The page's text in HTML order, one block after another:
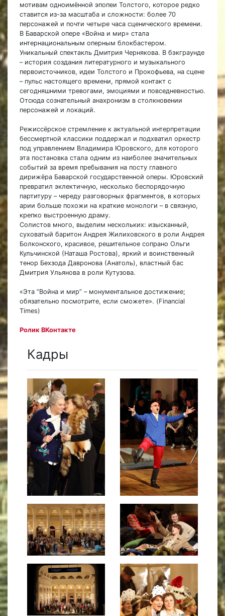
мотивам одноимённой эпопеи Толстого, которое редко
ставится из-за масштаба и сложности: более 70
персонажей и почти четыре часа сценического времени.
В Баварской опере «Война и мир» стала
интернациональным оперным блокбастером.
Уникальный спектакль Дмитрия Чернякова. В бэкграунде
– история создания литературного и музыкального
первоисточников, идеи Толстого и Прокофьева, на сцене
– пульс настоящего времени, прямой контакт с
сегодняшними тревогами, эмоциями и повседневностью.
Отсюда сознательный анахронизм в столкновении
персонажей и локаций.
Режиссёрское стремление к актуальной интерпретации
бессмертной классики поддержал и подхватил оркестр
под управлением Владимира Юровского, для которого
эта постановка стала одним из наиболее значительных
событий за время пребывания на посту главного
дирижёра Баварской государственной оперы. Юровский
превратил эклектичную, несколько беспорядочную
партитуру – череду разговорных фрагментов, в которых
арии больше похожи на краткие монологи – в связную,
крепко выстроенную драму.
Солистов много, выделим нескольких: изысканный,
суховатый баритон Андрея Жилиховского в роли Андрея
Болконского, красивое, решительное сопрано Ольги
Кульчинской (Наташа Ростова), яркий и воинственный
тенор Бехзода Давронова (Анатоль), властный бас
Дмитрия Ульянова в роли Кутузова.
«Эта “Война и мир” – монументальное достижение;
обязательно посмотрите, если сможете». (Financial
Times)
Ролик ВКонтакте
Кадры